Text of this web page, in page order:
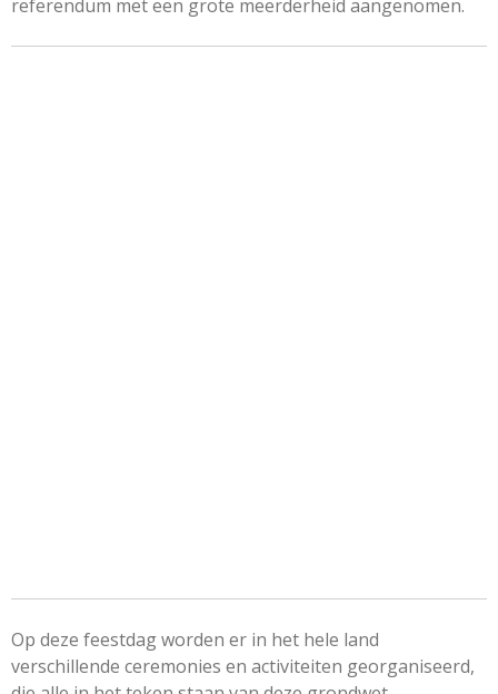
referendum met een grote meerderheid aangenomen.
Op deze feestdag worden er in het hele land
verschillende ceremonies en activiteiten georganiseerd,